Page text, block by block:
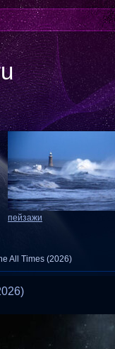
пейзажи
All Times (2026)